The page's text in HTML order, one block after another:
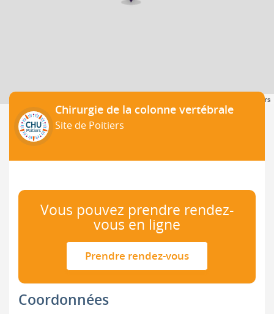
contributors
Chirurgie de la colonne vertébrale
Site de Poitiers
Vous pouvez prendre rendez-
vous en ligne
Prendre rendez-vous
Coordonnées